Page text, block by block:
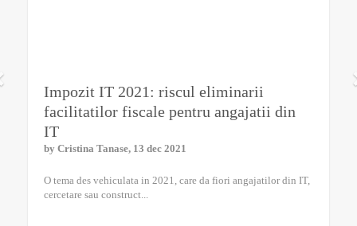
Impozit IT 2021: riscul eliminarii
facilitatilor fiscale pentru angajatii din
IT
by Cristina Tanase, 13 dec 2021
O tema des vehiculata in 2021, care da fiori angajatilor din IT,
cercetare sau construct...